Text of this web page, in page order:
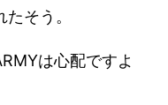
そう。
は心配ですよ